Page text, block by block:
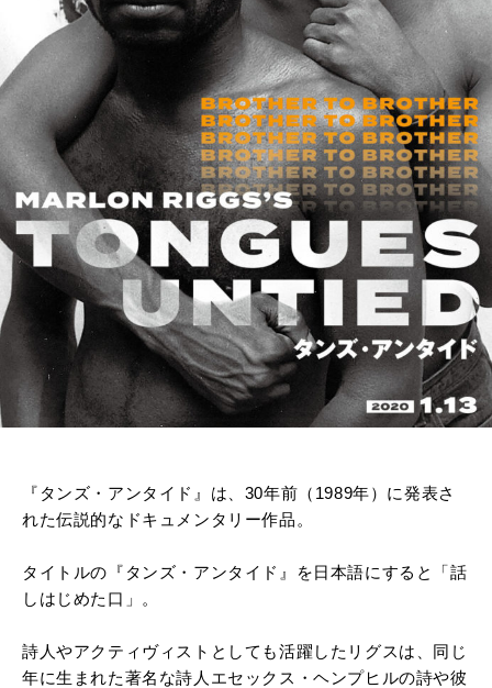
『タンズ・アンタイド』は、 30年前（ 1989年）に発表さ
れた伝説的なドキュメンタリー作品。
タイトルの『タンズ・アンタイド』を日本語にすると「話
しはじめた口」。
詩人やアクティヴィストとしても活躍したリグスは、同じ
年に生まれた著名な詩人エセックス・ヘンプヒルの詩や彼